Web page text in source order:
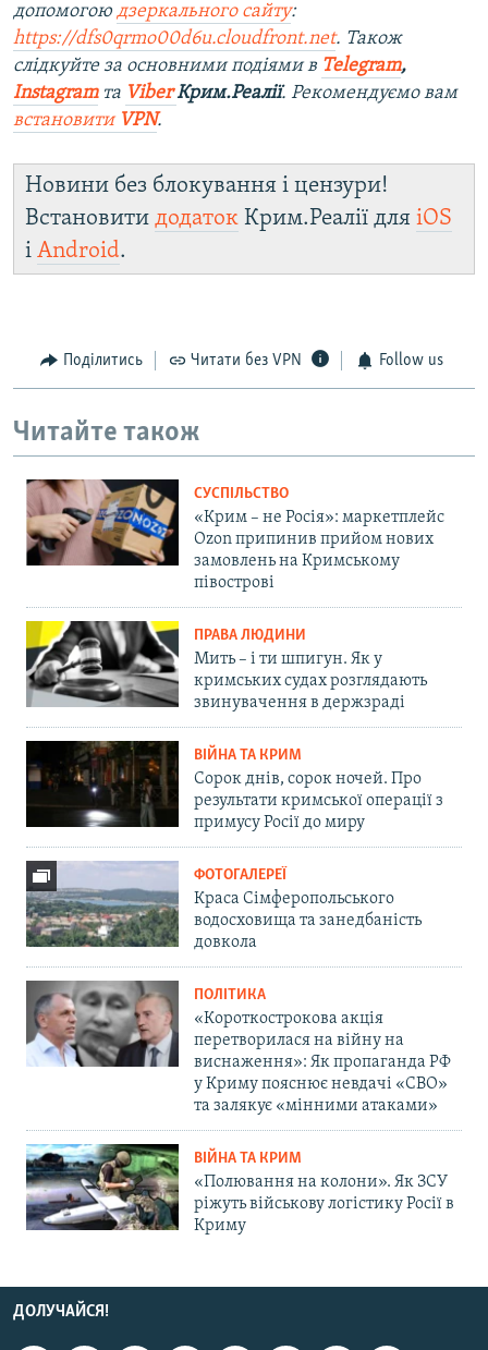
i
d
e
допомогою дзеркального сайту:
https://dfs0qrmo00d6u.cloudfront.net. Також
слідкуйте за основними подіями в Telegram,
Instagramта ViberКрим.Реалії. Рекомендуємо вам
встановити VPN.
Новини без блокування і цензури!
Встановити додаток Крим.Реалії для iOS
і Android.
Поділитись Читати без VPN Follow us
Читайте також
СУСПІЛЬСТВО
«Крим – не Росія»: маркетплейс
Ozon припинив прийом нових
замовлень на Кримському
півострові
ПРАВА ЛЮДИНИ
Мить – і ти шпигун. Як у
кримських судах розглядають
звинувачення в держзраді
ВІЙНА ТА КРИМ
Сорок днів, сорок ночей. Про
результати кримської операції з
примусу Росії до миру
ФОТОГАЛЕРЕЇ
Краса Сімферопольського
водосховища та занедбаність
довкола
ПОЛІТИКА
«Короткострокова акція
перетворилася на війну на
виснаження»: Як пропаганда РФ
у Криму пояснює невдачі «СВО»
та залякує «мінними атаками»
ВІЙНА ТА КРИМ
«Полювання на колони». Як ЗСУ
ріжуть військову логістику Росії в
Криму
ДОЛУЧАЙСЯ!